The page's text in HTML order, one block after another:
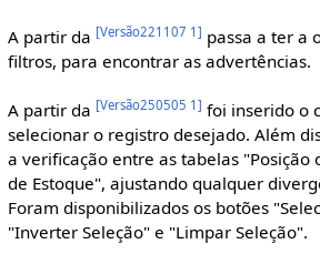
A partir da [Versão221107 1 ] passa a ter a
filtros, para encontrar as advertências.
A partir da [Versão250505 1 ] foi inserido o
selecionar o registro desejado. Além
a verificação entre as tabelas "Posição
de Estoque", ajustando qualquer
Foram disponibilizados os botões
"Inverter Seleção" e "Limpar Seleção".